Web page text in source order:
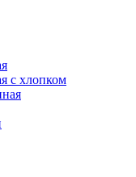
с хлопком